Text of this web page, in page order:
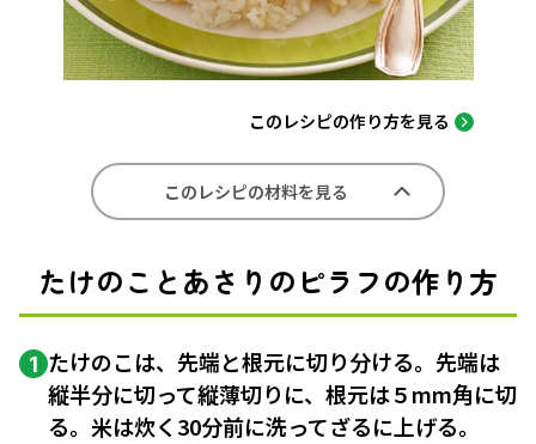
このレシピの作り方を見る
このレシピの材料を見る
たけのことあさりのピラフの作り方
1 たけのこは、先端と根元に切り分ける。先端は
縦半分に切って縦薄切りに、根元は５mm角に切
る。米は炊く30分前に洗ってざるに上げる。